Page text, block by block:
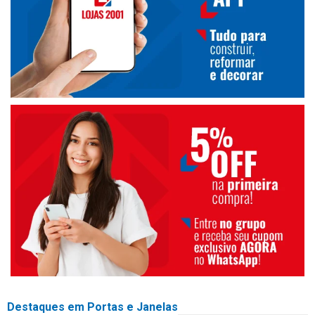
Destaques em Portas e Janelas